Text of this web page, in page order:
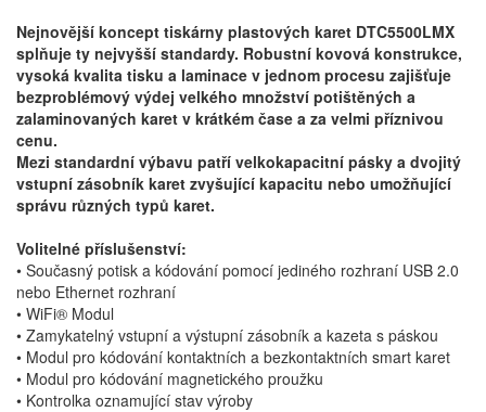
Nejnovější koncept tiskárny plastových karet DTC5500LMX
splňuje ty nejvyšší standardy. Robustní kovová konstrukce,
vysoká kvalita tisku a laminace v jednom procesu zajišťuje
bezproblémový výdej velkého množství potištěných a
zalaminovaných karet v krátkém čase a za velmi příznivou
cenu.
Mezi standardní výbavu patří velkokapacitní pásky a dvojitý
vstupní zásobník karet zvyšující kapacitu nebo umožňující
správu různých typů karet.
Volitelné příslušenství:
• Současný potisk a kódování pomocí jediného rozhraní USB 2.0
nebo Ethernet rozhraní
• WiFi® Modul
• Zamykatelný vstupní a výstupní zásobník a kazeta s páskou
• Modul pro kódování kontaktních a bezkontaktních smart karet
• Modul pro kódování magnetického proužku
• Kontrolka oznamující stav výroby